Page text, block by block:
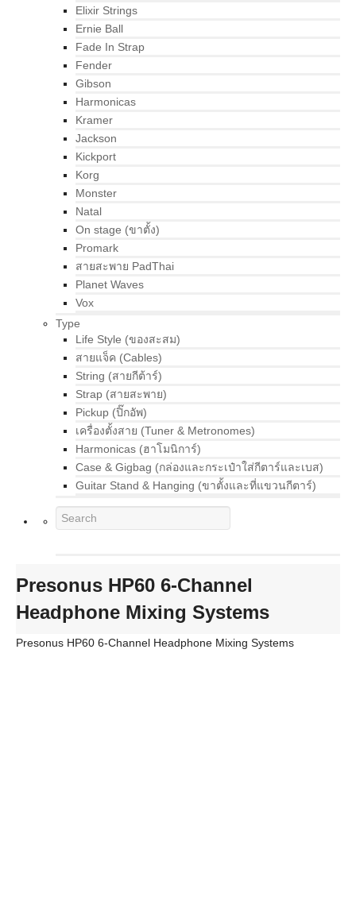
Elixir Strings
Ernie Ball
Fade In Strap
Fender
Gibson
Harmonicas
Kramer
Jackson
Kickport
Korg
Monster
Natal
On stage (ขาตั้ง)
Promark
สายสะพาย PadThai
Planet Waves
Vox
Type
Life Style (ของสะสม)
สายแจ็ค (Cables)
String (สายกีต้าร์)
Strap (สายสะพาย)
Pickup (ปิ๊กอัพ)
เครื่องตั้งสาย (Tuner & Metronomes)
Harmonicas (ฮาโมนิการ์)
Case & Gigbag (กล่องและกระเป๋าใส่กีตาร์และเบส)
Guitar Stand & Hanging (ขาตั้งและที่แขวนกีตาร์)
Presonus HP60 6-Channel
Headphone Mixing Systems
Presonus HP60 6-Channel Headphone Mixing Systems